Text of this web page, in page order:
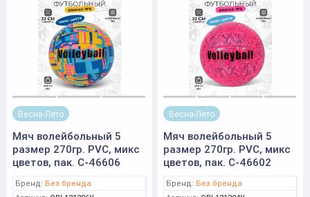
Весна-Лето
Мяч волейбольный 5
размер 270гр. PVC, микс
цветов, пак. C-46606
Бренд: Без бренда
Весна-Лето
Мяч волейбольный 5
размер 270гр. PVC, микс
цветов, пак. C-46602
Бренд: Без бренда